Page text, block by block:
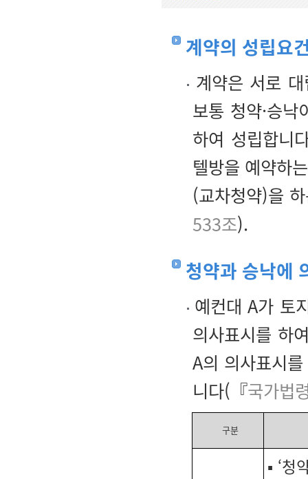
계약의 성립요
계약은 서로
보통 청약·승
하여 성립합니
텔방을 예약하
(교차청약)을
533조).
청약과 승낙에
예컨대 A가 토
의사표시를 하
A의 의사표시
니다(『국가법
구분
▪ ‘청